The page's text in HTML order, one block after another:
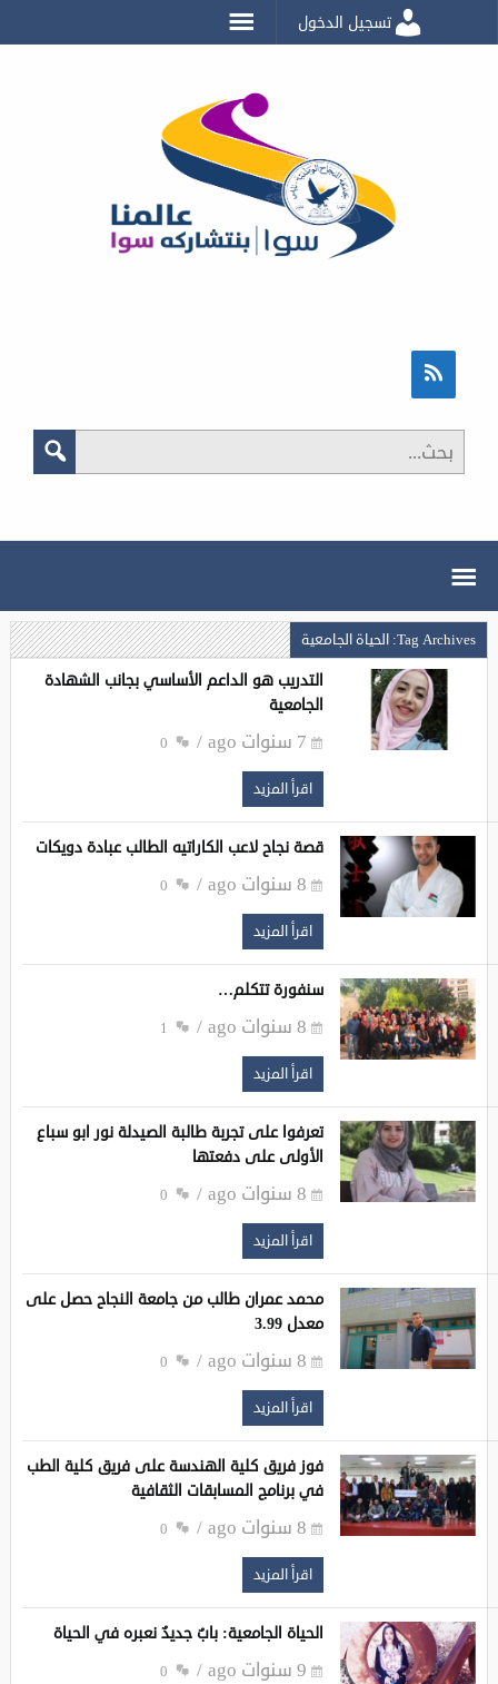
تسجيل الدخول
Tag Archives: الحياة الجامعية
التدريب هو الداعم الأساسي بجانب الشهادة
الجامعية
7 سنوات ago 0
اقرأ المزيد
قصة نجاح لاعب الكاراتيه الطالب عبادة دويكات
8 سنوات ago 0
اقرأ المزيد
سنفورة تتكلم…
8 سنوات ago 1
اقرأ المزيد
تعرفوا على تجربة طالبة الصيدلة نور ابو سباع
الأولى على دفعتها
8 سنوات ago 0
اقرأ المزيد
محمد عمران طالب من جامعة النجاح حصل على
معدل 3.99
8 سنوات ago 0
اقرأ المزيد
فوز فريق كلية الهندسة على فريق كلية الطب
في برنامج المسابقات الثقافية
8 سنوات ago 0
اقرأ المزيد
الحياة الجامعية: بابٌ جديدٌ نعبره في الحياة
9 سنوات ago 0